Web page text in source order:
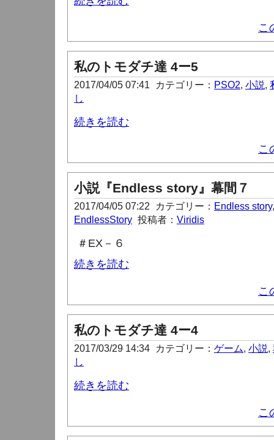
こ
私のトモダチ達 4ー5
2017/04/05 07:41 カテゴリー： PSO2, 小説,
し
続きを読む
こ
小説『Endless story』幕間７
2017/04/05 07:22 カテゴリー： Endless story
EndlessStory 投稿者： Viridis
＃ EX －６
続きを読む
こ
私のトモダチ達 4ー4
2017/03/29 14:34 カテゴリー： ゲーム, 小説,
し
続きを読む
こ